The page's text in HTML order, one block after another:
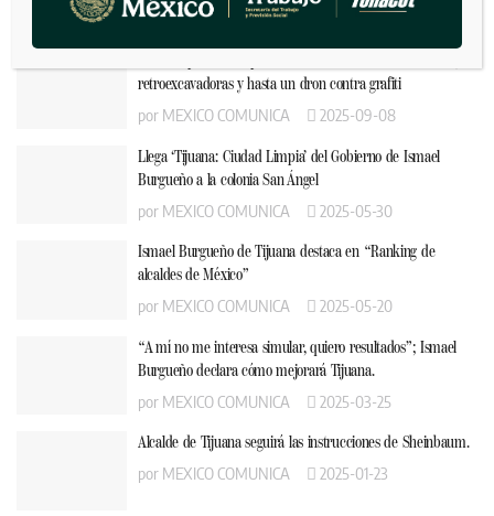
porMEXICO COMUNICA 2025-09-09
retroexcavadoras y hasta un dron contra grafiti
por MEXICO COMUNICA 2025-09-08
Llega ‘Tijuana: Ciudad Limpia’ del Gobierno de Ismael
Burgueño a la colonia San Ángel
por MEXICO COMUNICA 2025-05-30
Ismael Burgueño de Tijuana destaca en “Ranking de
alcaldes de México”
por MEXICO COMUNICA 2025-05-20
“A mí no me interesa simular, quiero resultados”; Ismael
Burgueño declara cómo mejorará Tijuana.
por MEXICO COMUNICA 2025-03-25
Alcalde de Tijuana seguirá las instrucciones de Sheinbaum.
por MEXICO COMUNICA 2025-01-23